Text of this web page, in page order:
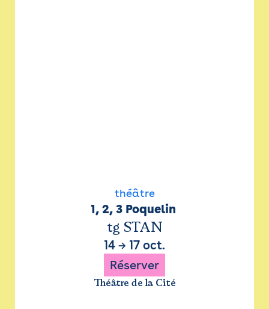
théâtre
1, 2, 3 Poquelin
tg STAN
14 → 17 oct.
Réserver
Théâtre de la Cité